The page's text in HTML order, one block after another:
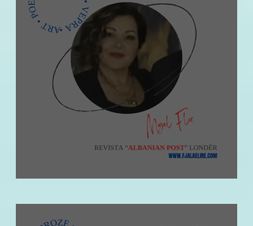
Migel Flor: Impresion